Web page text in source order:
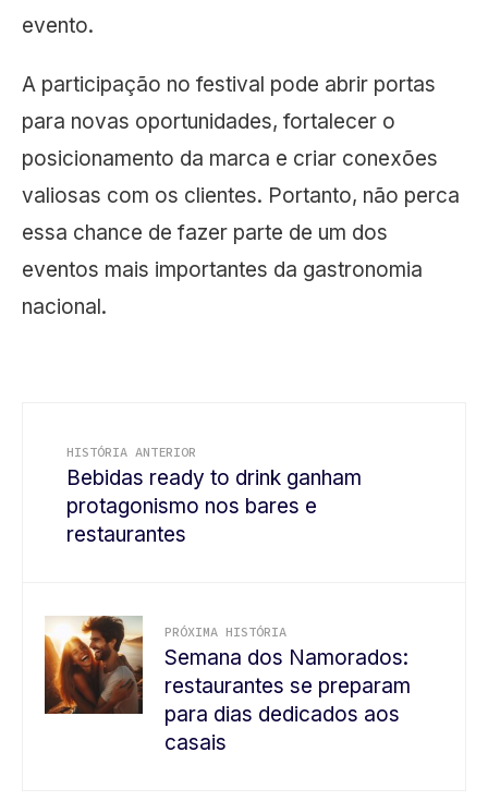
evento.
A participação no festival pode abrir portas
para novas oportunidades, fortalecer o
posicionamento da marca e criar conexões
valiosas com os clientes. Portanto, não perca
essa chance de fazer parte de um dos
eventos mais importantes da gastronomia
nacional.
HISTÓRIA ANTERIOR
Bebidas ready to drink ganham
protagonismo nos bares e
restaurantes
PRÓXIMA HISTÓRIA
Semana dos Namorados:
restaurantes se preparam
para dias dedicados aos
casais